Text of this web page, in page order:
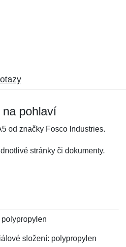
pohlaví
od značky Fosco Industries.
stránky či dokumenty.
polypropylen
složení: polypropylen